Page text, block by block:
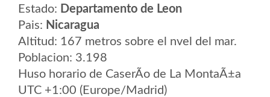
Estado: Departamento de Leon
Pais: Nicaragua
Altitud: 167 metros sobre el nvel del mar.
Poblacion: 3.198
Huso horario de CaserÃ­o de La MontaÃ±a
UTC +1:00 (Europe/Madrid)